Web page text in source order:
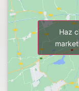
Haz